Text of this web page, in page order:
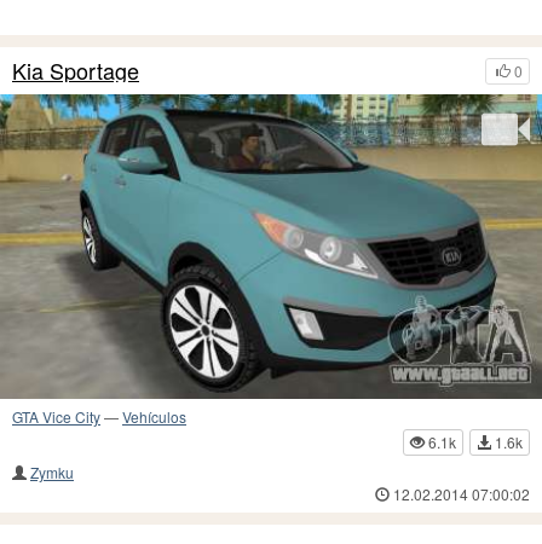
0
Kia Sportage
GTA Vice City—Vehículos
6.1k
1.6k
Zymku
12.02.2014 07:00:02